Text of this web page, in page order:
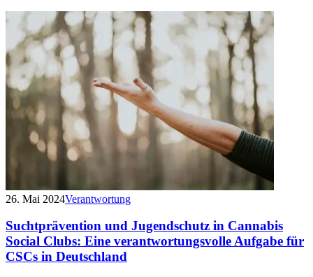
26. Mai 2024Verantwortung
Sucht­prävention und Jugend­schutz in Cannabis
Social Clubs: Eine verantwortungs­volle Aufgabe für
CSCs in Deutschland